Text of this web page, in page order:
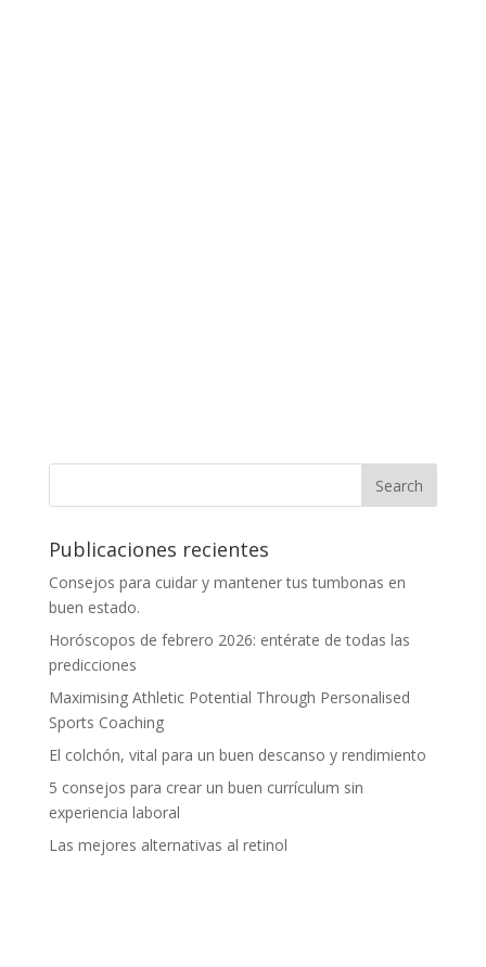
Publicaciones recientes
Consejos para cuidar y mantener tus tumbonas en
buen estado.
Horóscopos de febrero 2026: entérate de todas las
predicciones
Maximising Athletic Potential Through Personalised
Sports Coaching
El colchón, vital para un buen descanso y rendimiento
5 consejos para crear un buen currículum sin
experiencia laboral
Las mejores alternativas al retinol